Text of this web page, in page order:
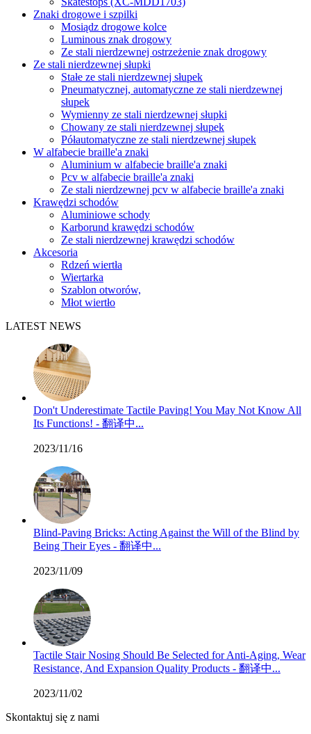
Znaki drogowe i szpilki
Mosiądz drogowe kolce
Luminous znak drogowy
Ze stali nierdzewnej ostrzeżenie znak drogowy
Ze stali nierdzewnej słupki
Stałe ze stali nierdzewnej słupek
Pneumatycznej, automatyczne ze stali nierdzewnej
słupek
Wymienny ze stali nierdzewnej słupki
Chowany ze stali nierdzewnej słupek
Półautomatyczne ze stali nierdzewnej słupek
W alfabecie braille'a znaki
Aluminium w alfabecie braille'a znaki
Pcv w alfabecie braille'a znaki
Ze stali nierdzewnej pcv w alfabecie braille'a znaki
Krawędzi schodów
Aluminiowe schody
Karborund krawędzi schodów
Ze stali nierdzewnej krawędzi schodów
Akcesoria
Rdzeń wiertła
Wiertarka
Szablon otworów,
Młot wiertło
LATEST NEWS
Don't Underestimate Tactile Paving! You May Not Know All
Its Functions! - 翻译中...
2023/11/16
Blind-Paving Bricks: Acting Against the Will of the Blind by
Being Their Eyes - 翻译中...
2023/11/09
Tactile Stair Nosing Should Be Selected for Anti-Aging, Wear
Resistance, And Expansion Quality Products - 翻译中...
2023/11/02
Skontaktuj się z nami